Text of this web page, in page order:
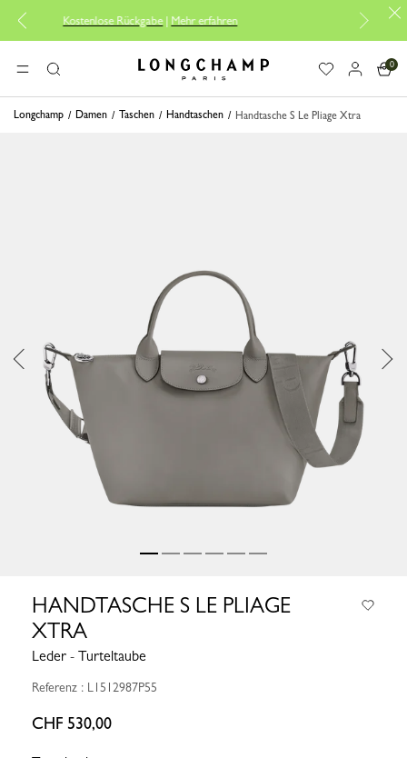
Rückgabe|Mehr erfahren Kostenlose
MENÜSuche Longchamp - Home
0
Longchamp Damen Taschen Handtaschen Handtasche S Le Pliage Xtra
HANDTASCHE S LE PLIAGE
XTRA
Leder - Turteltaube
Referenz : L1512987P55
CHF 530,00